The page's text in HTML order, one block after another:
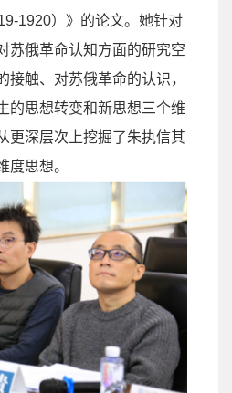
1920）》的论文。她针对
苏俄革命认知方面的研究空
接触、对苏俄革命的认识，
的思想转变和新思想三个维
更深层次上挖掘了朱执信其
度思想。